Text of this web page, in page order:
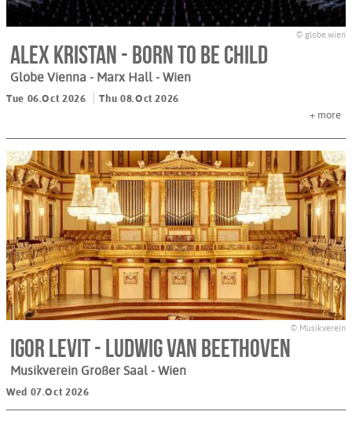
© globe.wien
Alex Kristan - Born to be Child
Globe Vienna - Marx Hall - Wien
Tue 06.Oct 2026
Thu 08.Oct 2026
+ more
© Musikverein
Igor Levit - Ludwig van Beethoven
Musikverein Großer Saal - Wien
Wed 07.Oct 2026